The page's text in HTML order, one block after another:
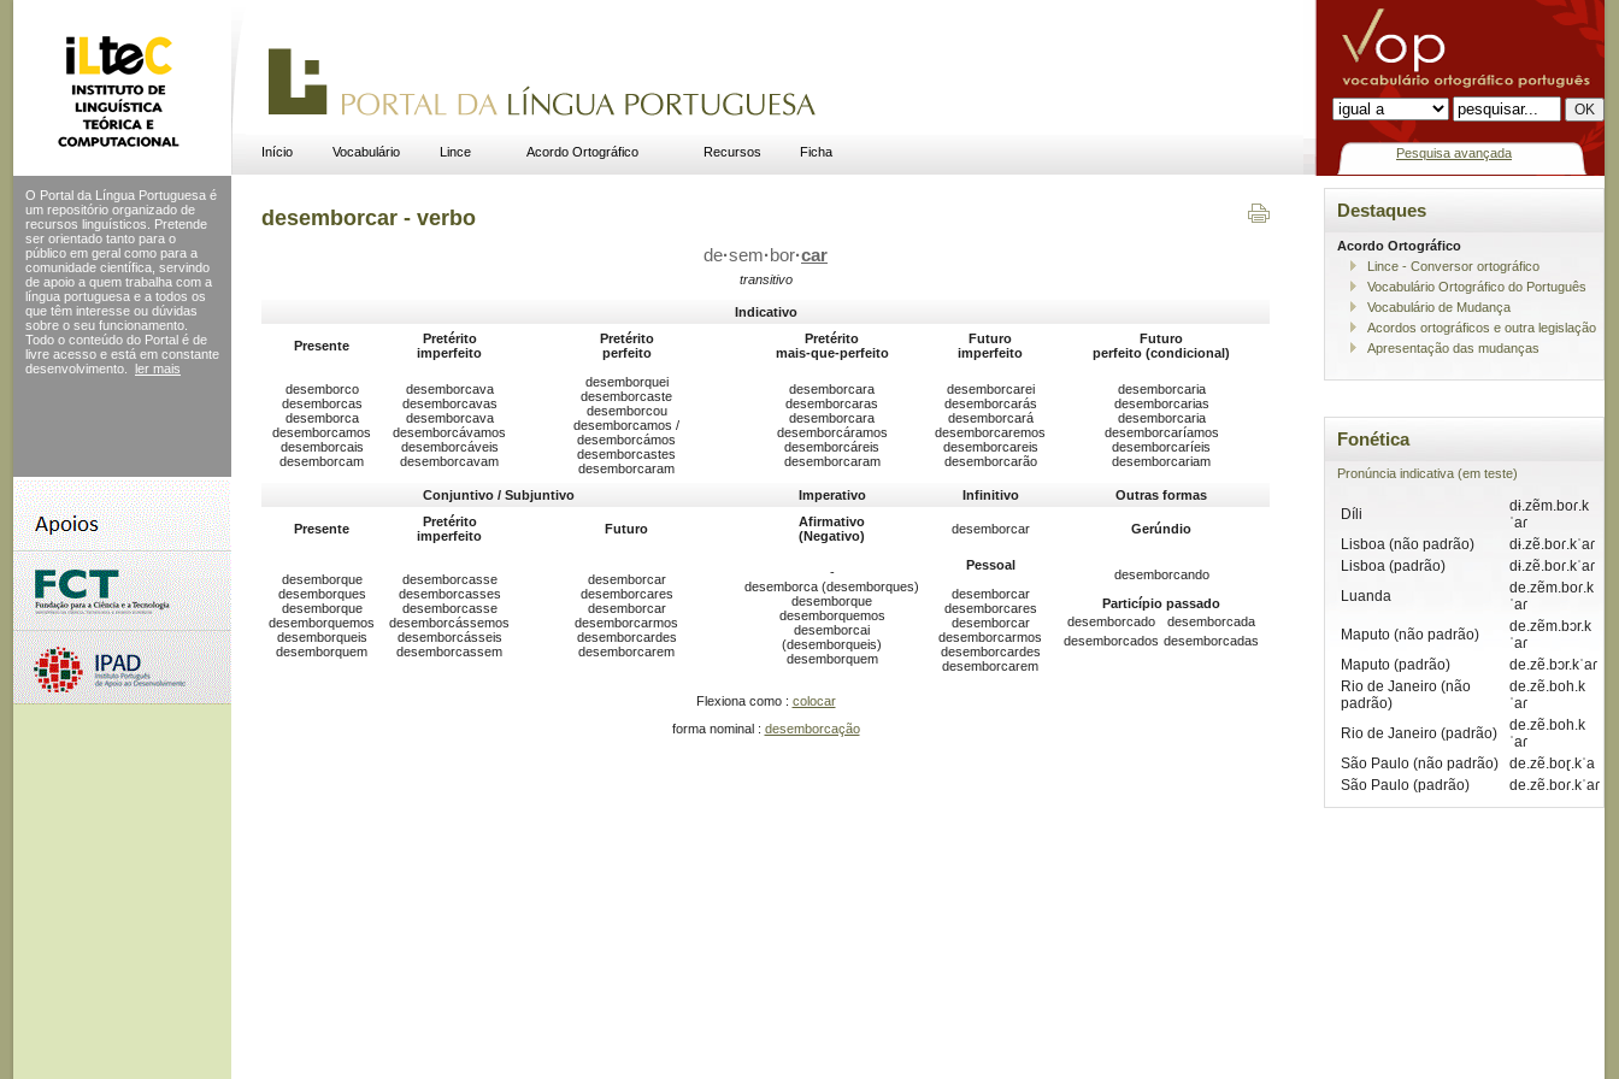
Início Vocabulário Lince Acordo Ortográfico Recursos Ficha Pesquisa avançada
O Portal da Língua Portuguesa é
um repositório organizado de
recursos linguísticos. Pretende
ser orientado tanto para o
público em geral como para a
comunidade científica, servindo
de apoio a quem trabalha com a
língua portuguesa e a todos os
que têm interesse ou dúvidas
sobre o seu funcionamento.
Todo o conteúdo do Portal é de
livre acesso e está em constante
desenvolvimento.
ler mais
desemborcar - verbo
de·sem· bor·car
transitivo
Indicativo
Presente
Pretérito
imperfeito
Pretérito
perfeito
Pretérito
mais-que-perfeito
Futuro
imperfeito
Futuro
perfeito (condicional)
desemborco
desemborcas
desemborca
desemborcamos
desemborcais
desemborcam
desemborcava
desemborcavas
desemborcava
desemborcávamos
desemborcáveis
desemborcavam
desemborquei
desemborcaste
desemborcou
desemborcamos /
desemborcámos
desemborcastes
desemborcaram
desemborcara
desemborcaras
desemborcara
desemborcáramos
desemborcáreis
desemborcaram
desemborcarei
desemborcarás
desemborcará
desemborcaremos
desemborcareis
desemborcarão
desemborcaria
desemborcarias
desemborcaria
desemborcaríamos
desemborcaríeis
desemborcariam
Conjuntivo / Subjuntivo Imperativo Infinitivo Outras formas
Presente
Pretérito
imperfeito
Futuro
Afirmativo
(Negativo)
desemborcar Gerúndio
desemborque
desemborques
desemborque
desemborquemos
desemborqueis
desemborquem
desemborcasse
desemborcasses
desemborcasse
desemborcássemos
desemborcásseis
desemborcassem
desemborcar
desemborcares
desemborcar
desemborcarmos
desemborcardes
desemborcarem
-
desemborca (desemborques)
desemborque
desemborquemos
desemborcai
(desemborqueis)
desemborquem
Pessoal
desemborcar
desemborcares
desemborcar
desemborcarmos
desemborcardes
desemborcarem
desemborcando
Particípio passado
desemborcado
desemborcada
desemborcados desemborcadas
Flexiona como : colocar
forma nominal : desemborcação
Destaques
Acordo Ortográfico
Lince - Conversor ortográfico
Vocabulário Ortográfico do Português
Vocabulário de Mudança
Acordos ortográficos e outra legislação
Apresentação das mudanças
Fonética
Pronúncia indicativa (em teste)
Díli
dɨ.zẽm.boɾ.k
ˈaɾ
Lisboa (não padrão)
dɨ.zẽ.boɾ.kˈaɾ
Lisboa (padrão)
dɨ.zẽ.boɾ.kˈaɾ
Luanda
de.zẽm.boɾ.k
ˈaɾ
Maputo (não padrão)
de.zẽm.bɔr.k
ˈaɾ
Maputo (padrão)
de.zẽ.bɔr.kˈaɾ
Rio de Janeiro (não
padrão)
de.zẽ.boh.k
ˈaɾ
Rio de Janeiro (padrão)
de.zẽ.boh.k
ˈaɾ
São Paulo (não padrão)
de.zẽ.boɽ.kˈa
São Paulo (padrão)
de.zẽ.boɾ.kˈaɾ